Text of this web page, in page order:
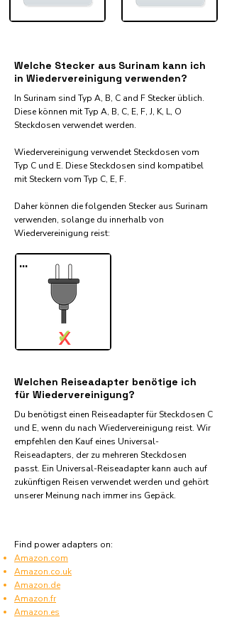
Welche Stecker aus Surinam kann ich
in Wiedervereinigung verwenden?
In Surinam sind Typ A, B, C and F Stecker üblich.
Diese können mit Typ A, B, C, E, F, J, K, L, O
Steckdosen verwendet werden.
Wiedervereinigung verwendet Steckdosen vom
Typ C und E. Diese Steckdosen sind kompatibel
mit Steckern vom Typ C, E, F.
Daher können die folgenden Stecker aus Surinam
verwenden, solange du innerhalb von
Wiedervereinigung reist:​
...
X
✓
Welchen Reiseadapter benötige ich
für Wiedervereinigung?
Du benötigst einen Reiseadapter für Steckdosen C
und E, wenn du nach Wiedervereinigung reist. Wir
empfehlen den Kauf eines Universal-
Reiseadapters, der zu mehreren Steckdosen
passt. Ein Universal-Reiseadapter kann auch auf
zukünftigen Reisen verwendet werden und gehört
unserer Meinung nach immer ins Gepäck.
Find power adapters on:
Amazon.com
Amazon.co.uk
Amazon.de
Amazon.fr
Amazon.es